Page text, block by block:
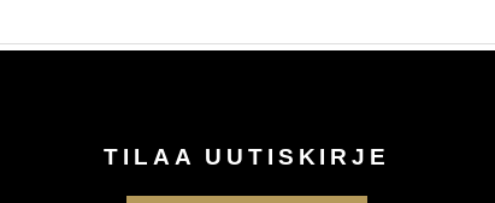
TILAA UUTISKIRJE